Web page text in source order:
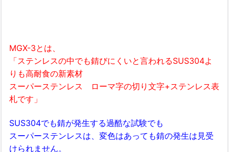
MGX-3とは、
「ステンレスの中でも錆びにくいと言われるSUS304よ
りも高耐食の新素材
スーパーステンレス ローマ字の切り文字+ステンレス表
札です」
SUS304でも錆が発生する過酷な試験でも
スーパーステンレスは、変色はあっても錆の発生は見受
けられません。